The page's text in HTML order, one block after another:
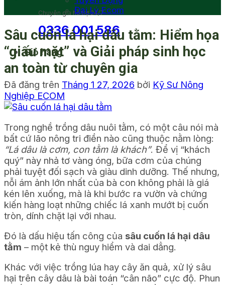
Chuyên gia hỗ trợ 24/7
0336 001 586
Giỏ hàng
Đại Lý Ecom
Sâu cuốn lá hại dâu tằm: Hiểm họa
“giấu mặt” và Giải pháp sinh học
an toàn từ chuyên gia
Đã đăng trên Tháng 1 27, 2026 bởi Kỹ Sư Nông
Nghiệp ECOM
Trong nghề trồng dâu nuôi tằm, có một câu nói mà
bất cứ lão nông tri điền nào cũng thuộc nằm lòng:
“Lá dâu là cơm, con tằm là khách”. Để vị “khách
quý” này nhả tơ vàng óng, bữa cơm của chúng
phải tuyệt đối sạch và giàu dinh dưỡng. Thế nhưng,
nỗi ám ảnh lớn nhất của bà con không phải là giá
kén lên xuống, mà là khi bước ra vườn và chứng
kiến hàng loạt những chiếc lá xanh mướt bị cuốn
tròn, dính chặt lại với nhau.
Đó là dấu hiệu tấn công của sâu cuốn lá hại dâu
tằm – một kẻ thù nguy hiểm và dai dẳng.
Khác với việc trồng lúa hay cây ăn quả, xử lý sâu
hại trên cây dâu là bài toán “cân não” cực độ. Phun